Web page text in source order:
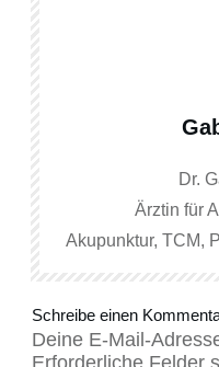
Dr.
Ärztin für
Akupunktur, TCM,
Schreibe einen
Deine E-Mail-
Erforderliche Felder